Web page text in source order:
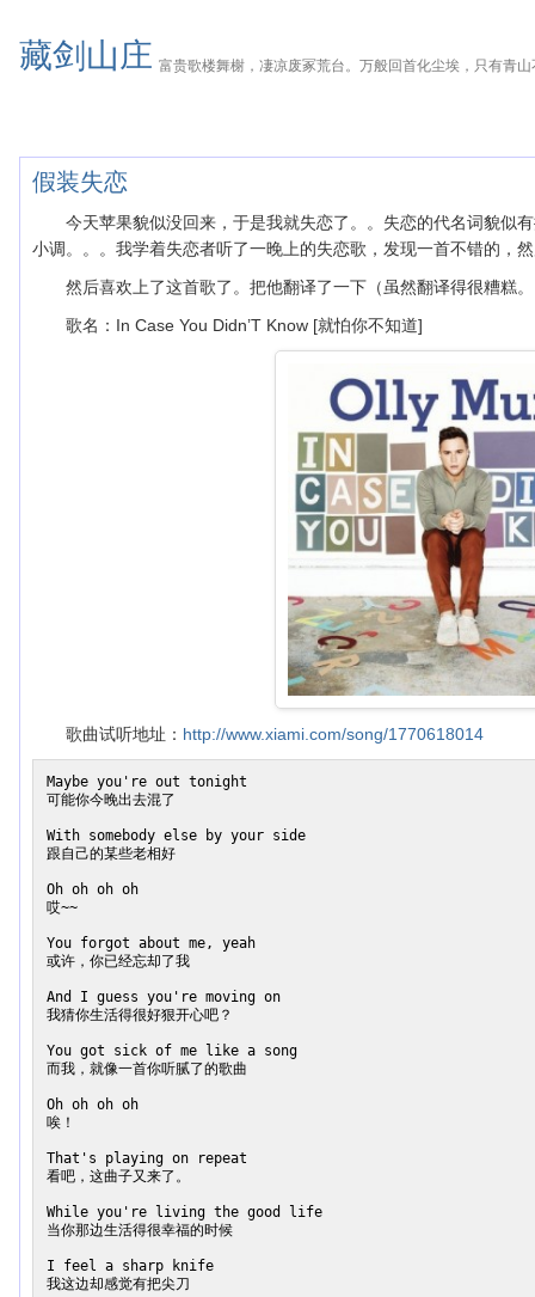
藏剑山庄 富贵歌楼舞榭，凄凉废冢荒台。万般回首化尘埃，只有青山
假装失恋
今天苹果貌似没回来，于是我就失恋了。。失恋的代名词貌似
小调。。。我学着失恋者听了一晚上的失恋歌，发现一首不错的，
然后喜欢上了这首歌了。把他翻译了一下（虽然翻译得很糟糕
歌名：In Case You Didn’T Know [就怕你不知道]
歌曲试听地址： http://www.xiami.com/song/1770618014
Maybe you're out tonight
可能你今晚出去混了
With somebody else by your side
跟自己的某些老相好
Oh oh oh oh
哎~~
You forgot about me, yeah
或许，你已经忘却了我
And I guess you're moving on
我猜你生活得很好狠开心吧？
You got sick of me like a song
而我，就像一首你听腻了的歌曲
Oh oh oh oh
唉！
That's playing on repeat
看吧，这曲子又来了。
While you're living the good life
当你那边生活得很幸福的时候
I feel a sharp knife
我这边却感觉有把尖刀